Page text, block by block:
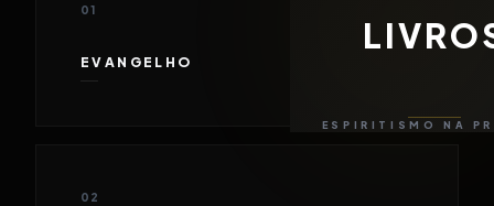
ESPIRITISMO NA
01
EVANGELHO
02